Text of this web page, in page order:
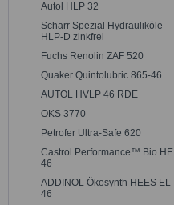
Autol HLP 32
Scharr Spezial Hydrauliköle
HLP-D zinkfrei
Fuchs Renolin ZAF 520
Quaker Quintolubric 865-46
AUTOL HVLP 46 RDE
OKS 3770
Petrofer Ultra-Safe 620
Castrol Performance™ Bio HE
46
ADDINOL Ökosynth HEES EL
46